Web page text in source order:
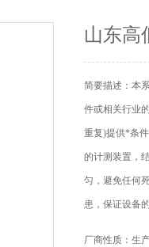
山东高
简要描述：本
件或相关行业
重复)提供*条
的计测装置，
匀，避免任何
患，保证设备
厂商性质：生